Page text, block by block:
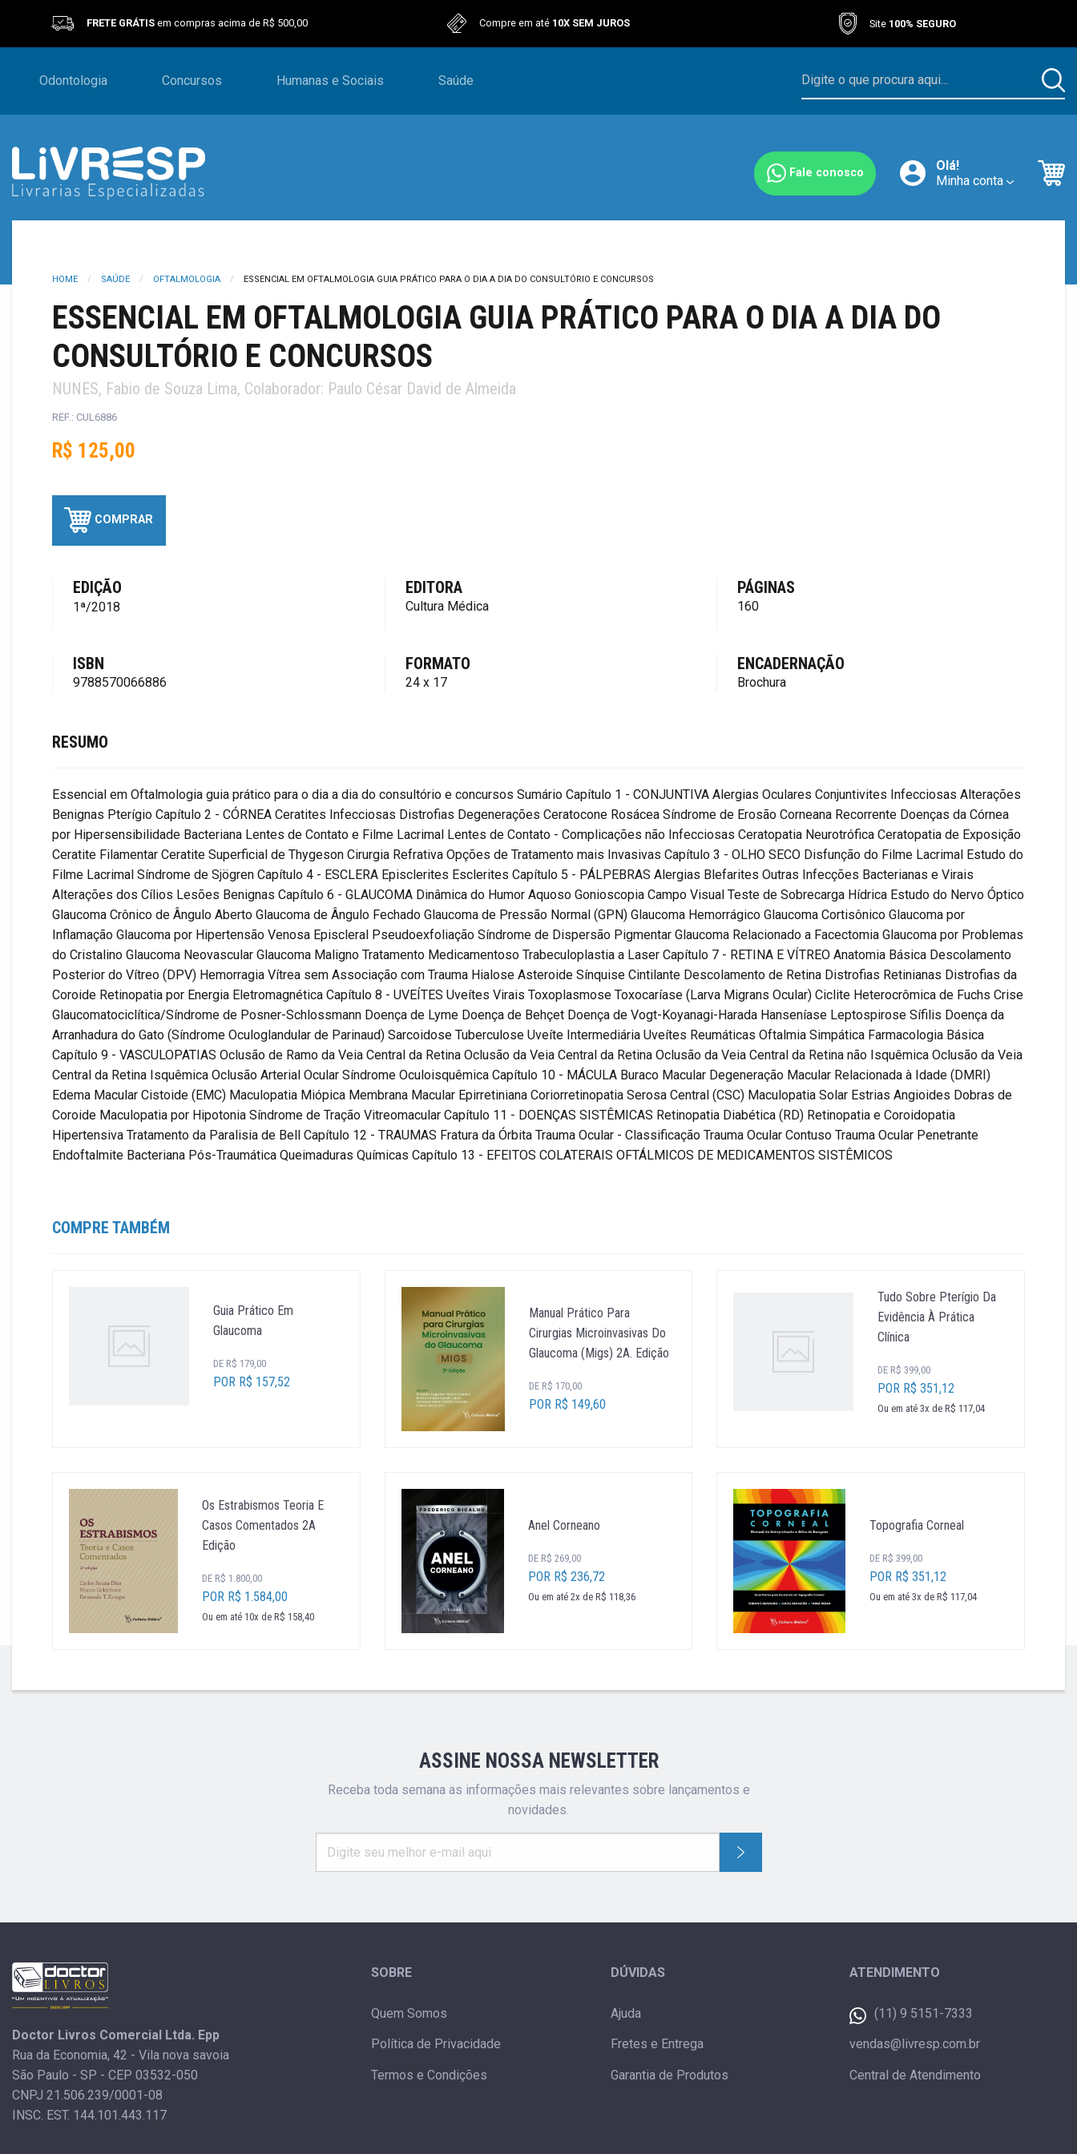
FRETE GRÁTIS em compras acima de R$ 500,00 Compre em até 10X SEM JUROS Site 100% SEGURO
Odontologia Concursos Humanas e Sociais Saúde
Fale conosco
Olá!
Minha conta
HOME SAÚDE OFTALMOLOGIA ESSENCIAL EM OFTALMOLOGIA GUIA PRÁTICO PARA O DIA A DIA DO CONSULTÓRIO E CONCURSOS
ESSENCIAL EM OFTALMOLOGIA GUIA PRÁTICO PARA O DIA A DIA DO
CONSULTÓRIO E CONCURSOS
NUNES, Fabio de Souza Lima, Colaborador: Paulo César David de Almeida
REF.: CUL6886
R$ 125,00
COMPRAR
EDIÇÃO
1ª/2018
EDITORA
Cultura Médica
PÁGINAS
160
ISBN
9788570066886
FORMATO
24 x 17
ENCADERNAÇÃO
Brochura
RESUMO
Essencial em Oftalmologia guia prático para o dia a dia do consultório e concursos Sumário Capítulo 1 - CONJUNTIVA Alergias Oculares Conjuntivites Infecciosas Alterações
Benignas Pterígio Capítulo 2 - CÓRNEA Ceratites Infecciosas Distrofias Degenerações Ceratocone Rosácea Síndrome de Erosão Corneana Recorrente Doenças da Córnea
por Hipersensibilidade Bacteriana Lentes de Contato e Filme Lacrimal Lentes de Contato - Complicações não Infecciosas Ceratopatia Neurotrófica Ceratopatia de Exposição
Ceratite Filamentar Ceratite Superficial de Thygeson Cirurgia Refrativa Opções de Tratamento mais Invasivas Capítulo 3 - OLHO SECO Disfunção do Filme Lacrimal Estudo do
Filme Lacrimal Síndrome de Sjögren Capítulo 4 - ESCLERA Episclerites Esclerites Capítulo 5 - PÁLPEBRAS Alergias Blefarites Outras Infecções Bacterianas e Virais
Alterações dos Cílios Lesões Benignas Capítulo 6 - GLAUCOMA Dinâmica do Humor Aquoso Gonioscopia Campo Visual Teste de Sobrecarga Hídrica Estudo do Nervo Óptico
Glaucoma Crônico de Ângulo Aberto Glaucoma de Ângulo Fechado Glaucoma de Pressão Normal (GPN) Glaucoma Hemorrágico Glaucoma Cortisônico Glaucoma por
Inflamação Glaucoma por Hipertensão Venosa Episcleral Pseudoexfoliação Síndrome de Dispersão Pigmentar Glaucoma Relacionado a Facectomia Glaucoma por Problemas
do Cristalino Glaucoma Neovascular Glaucoma Maligno Tratamento Medicamentoso Trabeculoplastia a Laser Capítulo 7 - RETINA E VÍTREO Anatomia Básica Descolamento
Posterior do Vítreo (DPV) Hemorragia Vítrea sem Associação com Trauma Hialose Asteroide Sínquise Cintilante Descolamento de Retina Distrofias Retinianas Distrofias da
Coroide Retinopatia por Energia Eletromagnética Capítulo 8 - UVEÍTES Uveítes Virais Toxoplasmose Toxocaríase (Larva Migrans Ocular) Ciclite Heterocrômica de Fuchs Crise
Glaucomatociclítica/Síndrome de Posner-Schlossmann Doença de Lyme Doença de Behçet Doença de Vogt-Koyanagi-Harada Hanseníase Leptospirose Sífilis Doença da
Arranhadura do Gato (Síndrome Oculoglandular de Parinaud) Sarcoidose Tuberculose Uveíte Intermediária Uveítes Reumáticas Oftalmia Simpática Farmacologia Básica
Capítulo 9 - VASCULOPATIAS Oclusão de Ramo da Veia Central da Retina Oclusão da Veia Central da Retina Oclusão da Veia Central da Retina não Isquêmica Oclusão da Veia
Central da Retina Isquêmica Oclusão Arterial Ocular Síndrome Oculoisquêmica Capítulo 10 - MÁCULA Buraco Macular Degeneração Macular Relacionada à Idade (DMRI)
Edema Macular Cistoide (EMC) Maculopatia Miópica Membrana Macular Epirretiniana Coriorretinopatia Serosa Central (CSC) Maculopatia Solar Estrias Angioides Dobras de
Coroide Maculopatia por Hipotonia Síndrome de Tração Vitreomacular Capítulo 11 - DOENÇAS SISTÊMICAS Retinopatia Diabética (RD) Retinopatia e Coroidopatia
Hipertensiva Tratamento da Paralisia de Bell Capítulo 12 - TRAUMAS Fratura da Órbita Trauma Ocular - Classificação Trauma Ocular Contuso Trauma Ocular Penetrante
Endoftalmite Bacteriana Pós-Traumática Queimaduras Químicas Capítulo 13 - EFEITOS COLATERAIS OFTÁLMICOS DE MEDICAMENTOS SISTÊMICOS
COMPRE TAMBÉM
Guia Prático Em
Glaucoma
DE R$ 179,00
POR R$ 157,52
Manual Prático Para
Cirurgias Microinvasivas Do
Glaucoma (Migs) 2A. Edição
DE R$ 170,00
POR R$ 149,60
Tudo Sobre Pterígio Da
Evidência À Prática
Clínica
DE R$ 399,00
POR R$ 351,12
Ou em até 3x de R$ 117,04
Os Estrabismos Teoria E
Casos Comentados 2A
Edição
DE R$ 1.800,00
POR R$ 1.584,00
Ou em até 10x de R$ 158,40
Anel Corneano
DE R$ 269,00
POR R$ 236,72
Ou em até 2x de R$ 118,36
Topografia Corneal
DE R$ 399,00
POR R$ 351,12
Ou em até 3x de R$ 117,04
ASSINE NOSSA NEWSLETTER
Receba toda semana as informações mais relevantes sobre lançamentos e
novidades.
Doctor Livros Comercial Ltda. Epp
Rua da Economia, 42 - Vila nova savoia
São Paulo - SP - CEP 03532-050
CNPJ 21.506.239/0001-08
INSC. EST. 144.101.443.117
SOBRE
Quem Somos
Política de Privacidade
Termos e Condições
DÚVIDAS
Ajuda
Fretes e Entrega
Garantia de Produtos
ATENDIMENTO
(11) 9 5151-7333
vendas@livresp.com.br
Central de Atendimento